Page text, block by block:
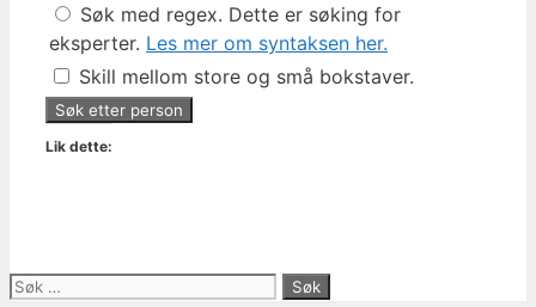
Søk med regex. Dette er søking for
eksperter. Les mer om syntaksen her.
Skill mellom store og små bokstaver.
Lik dette:
Søk